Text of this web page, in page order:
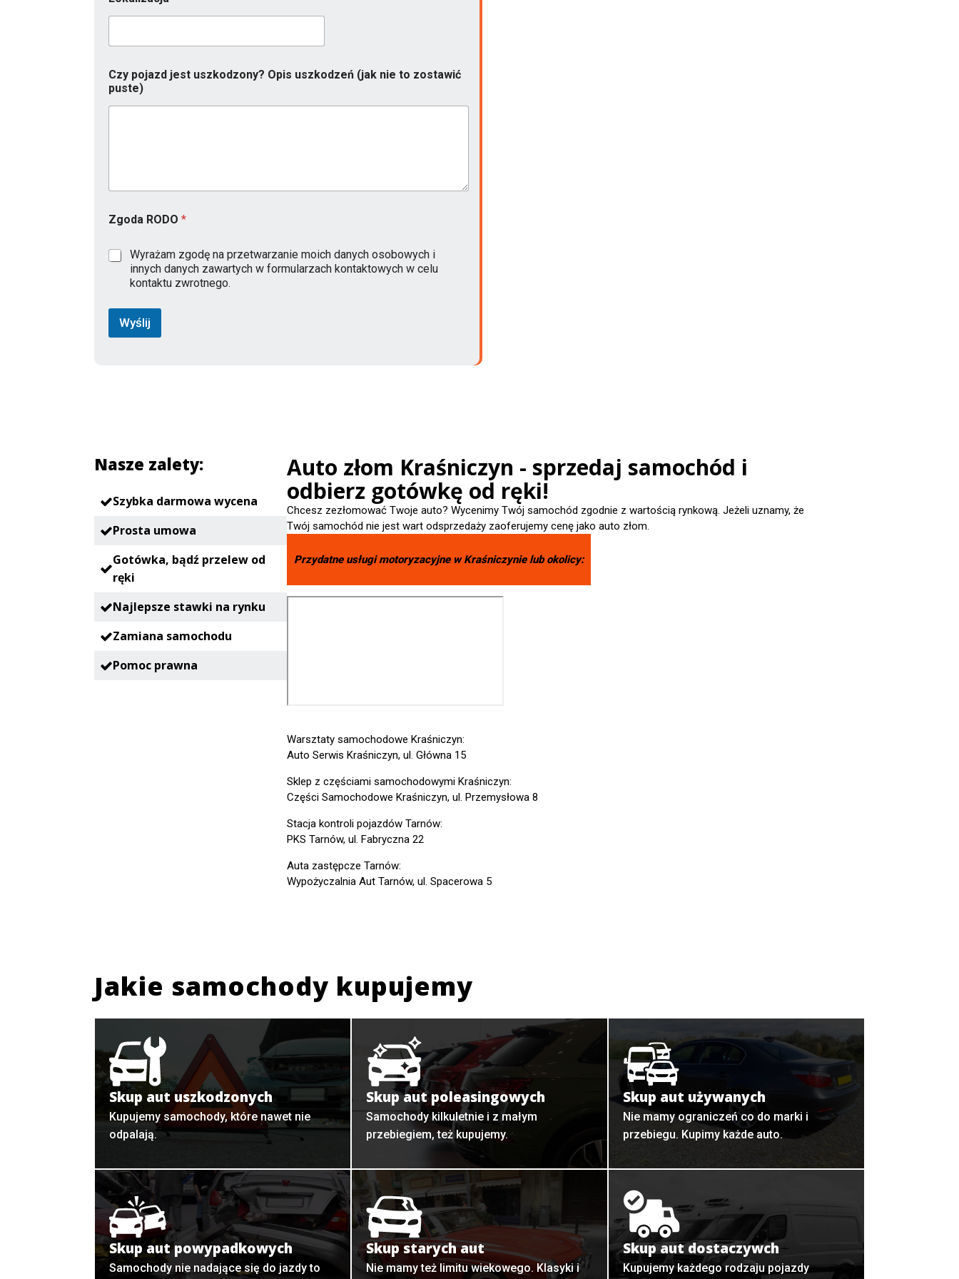
M
a
r
Czy pojazd jest uszkodzony? Opis uszkodzeń (jak nie to zostawić
puste)
Zgoda RODO *
Wyrażam zgodę na przetwarzanie moich danych osobowych i
innych danych zawartych w formularzach kontaktowych w celu
kontaktu zwrotnego.
Wyślij
Nasze zalety:
Szybka darmowa wycena
Prosta umowa
Gotówka, bądź przelew od
ręki
Najlepsze stawki na rynku
Zamiana samochodu
Pomoc prawna
Auto złom Kraśniczyn - sprzedaj samochód i
odbierz gotówkę od ręki!
Chcesz zezłomować Twoje auto? Wycenimy Twój samochód zgodnie z wartością rynkową. Jeżeli uznamy, że
Twój samochód nie jest wart odsprzedaży zaoferujemy cenę jako auto złom.
Przydatne usługi motoryzacyjne wKraśniczynielub okolicy:
Warsztaty samochodowe Kraśniczyn:
Auto Serwis Kraśniczyn, ul. Główna 15
Sklep z częściami samochodowymi Kraśniczyn:
Części Samochodowe Kraśniczyn, ul. Przemysłowa 8
Stacja kontroli pojazdów Tarnów:
PKS Tarnów, ul. Fabryczna 22
Auta zastępcze Tarnów:
Wypożyczalnia Aut Tarnów, ul. Spacerowa 5
Jakie samochody kupujemy
Skup aut uszkodzonych
Kupujemy samochody, które nawet nie
odpalają.
Skup aut poleasingowych
Samochody kilkuletnie i z małym
przebiegiem, też kupujemy.
Skup aut używanych
Nie mamy ograniczeń co do marki i
przebiegu. Kupimy każde auto.
Skup aut powypadkowych
Samochody nie nadające się do jazdy to
Skup starych aut
Nie mamy też limitu wiekowego. Klasyki i
Skup aut dostaczywch
Kupujemy każdego rodzaju pojazdy